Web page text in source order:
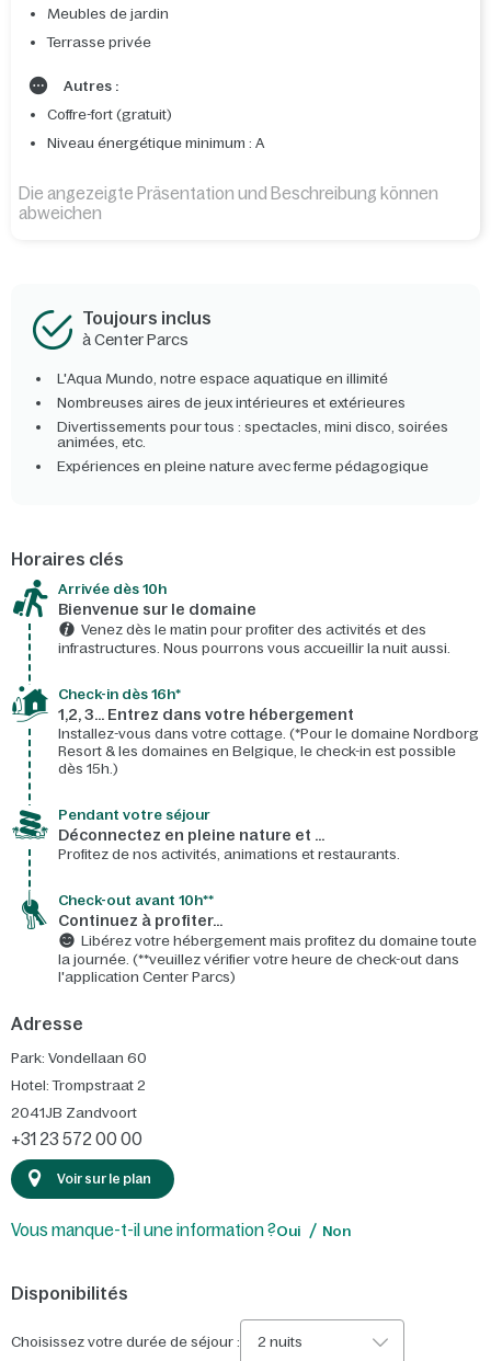
Meubles de jardin
Terrasse privée
Autres :
Coffre-fort (gratuit)
Niveau énergétique minimum : A
Die angezeigte Präsentation und Beschreibung können
abweichen
Toujours inclus
à Center Parcs
L'Aqua Mundo, notre espace aquatique en illimité
Nombreuses aires de jeux intérieures et extérieures
Divertissements pour tous : spectacles, mini disco, soirées
animées, etc.
Expériences en pleine nature avec ferme pédagogique
Horaires clés
Arrivée dès 10h​
Bienvenue sur le domaine​
Venez dès le matin pour profiter des activités et des
infrastructures. Nous pourrons vous accueillir la nuit aussi.
Check-in dès 16h*​
1,2, 3… Entrez dans votre hébergement
Installez-vous dans votre cottage. (*Pour le domaine Nordborg
Resort & les domaines en Belgique, le check-in est possible
dès 15h.)
Pendant votre séjour
Déconnectez en pleine nature et …
Profitez de nos activités, animations et restaurants.
Check-out avant 10h**
Continuez à profiter…
Libérez votre hébergement mais profitez du domaine toute
la journée. (**veuillez vérifier votre heure de check-out dans
l'application Center Parcs)
Adresse
Park: Vondellaan 60
Hotel: Trompstraat 2
2041JB Zandvoort
+31 23 572 00 00
Voir sur le plan
Vous manque-t-il une information ?Oui Non
Disponibilités
Choisissez votre durée de séjour : 2 nuits